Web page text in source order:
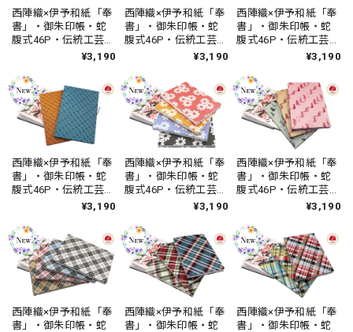
西陣織×伊予和紙「奉
書」・御朱印帳・蛇
腹式46P・伝統工芸・
百花繚乱・ハンドメ
ス・日本製
¥3,190
西陣織×伊予和紙「奉
書」・御朱印帳・蛇
腹式46P・伝統工芸・
昭和レトロ・レトロ
イド・ユニセック
ス・日本製
¥3,190
西陣織×伊予和紙「奉
書」・御朱印帳・蛇
腹式46P・伝統工芸・
昭和レトロ・レトロ
ド・ユニセックス・
日本製
¥3,190
西陣織×伊予和紙「奉
書」・御朱印帳・蛇
腹式46P・伝統工芸・
昭和レトロ・レトロ
ド・ユニセックス・
日本製
¥3,190
西陣織×伊予和紙「奉
書」・御朱印帳・蛇
腹式46P・伝統工芸・
ポップフラワー・ハ
ックス・日本製
¥3,190
西陣織×伊予和紙「奉
書」・御朱印帳・蛇
腹式46P・伝統工芸・
猫まみれ・ハンドメ
ス・日本製
¥3,190
西陣織×伊予和紙「奉
書」・御朱印帳・蛇
西陣織×伊予和紙「奉
書」・御朱印帳・蛇
西陣織×伊予和紙「奉
書」・御朱印帳・蛇